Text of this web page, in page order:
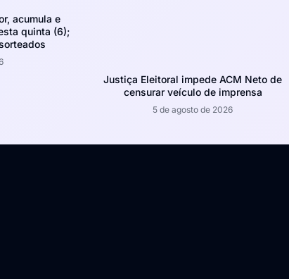
acumula e
quinta (6);
Justiça Eleitoral impede ACM Neto de
censurar veículo de imprensa
5 de agosto de 2026